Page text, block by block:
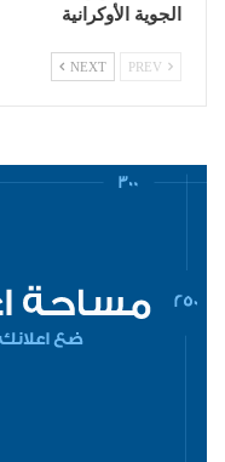
الجوية الأوكرانية
NEXT